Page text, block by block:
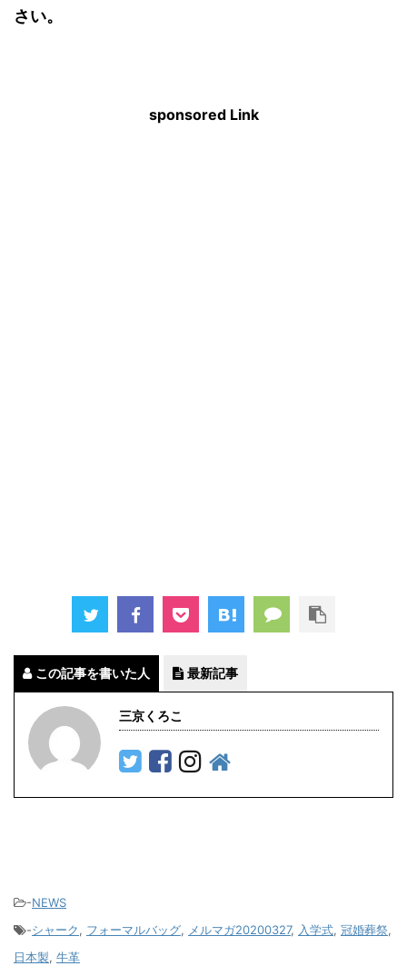
さい。
sponsored Link
この記事を書いた人 最新記事
三京くろこ
-NEWS
-シャーク, フォーマルバッグ, メルマガ20200327, 入学式, 冠婚葬祭,
日本製, 牛革